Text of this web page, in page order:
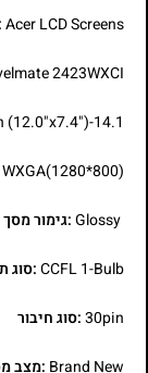
Acer LCD Screens
2423WXCI
14.1-inch WideScreen (12.0"x7.4")
WXGA(1280*800)
Glossy:גימור מסך
CCFL 1-Bulb:סוג
30pin:סוג חיבור
Brand New :מצב